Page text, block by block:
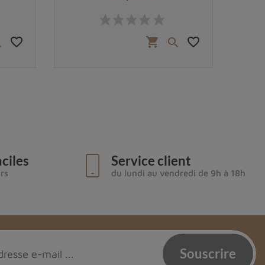
favorite_border shopping_cart  favorite_border
Service client
du lundi au vendredi de 9h à 18h